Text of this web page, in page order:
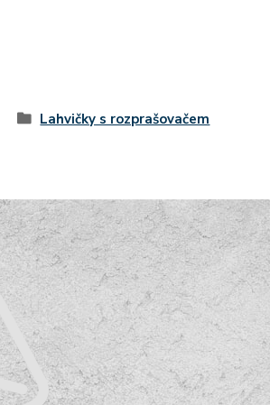
Lahvičky s rozprašovačem